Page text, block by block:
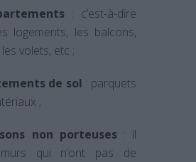
: c’est-à-dire
logements, les balcons,
volets, etc ;
de sol : parquets
;
non porteuses: il
qui n’ont pas de